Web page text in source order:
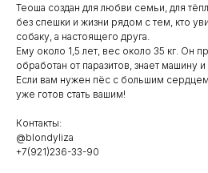
Теоша создан для любви семьи, для
без спешки и жизни рядом с тем, кто
собаку, а настоящего друга.
Ему около 1,5 лет, вес около 35 кг. Он
обработан от паразитов, знает машину
Если вам нужен пёс с большим
уже готов стать вашим!
Контакты:
@blondyliza
+7(921)236-33-90